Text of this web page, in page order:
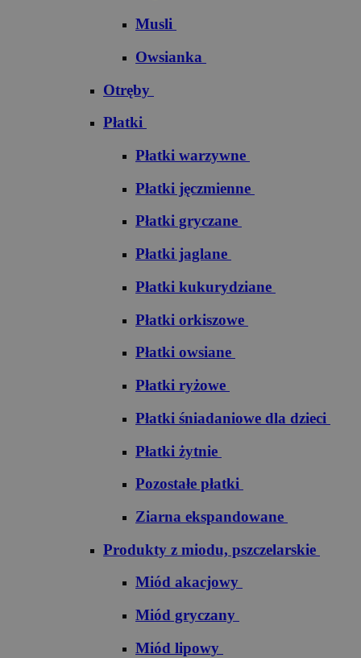
Musli
Owsianka
Otręby
Płatki
Płatki warzywne
Płatki jęczmienne
Płatki gryczane
Płatki jaglane
Płatki kukurydziane
Płatki orkiszowe
Płatki owsiane
Płatki ryżowe
Płatki śniadaniowe dla dzieci
Płatki żytnie
Pozostałe płatki
Ziarna ekspandowane
Produkty z miodu, pszczelarskie
Miód akacjowy
Miód gryczany
Miód lipowy